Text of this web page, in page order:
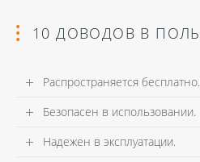
10 ДОВОДОВ В
Распространяется бесплатно.
Безопасен в использовании.
Надежен в эксплуатации.